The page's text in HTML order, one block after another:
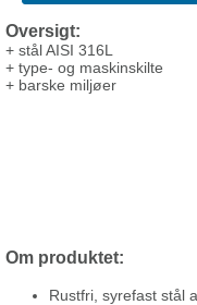
Oversigt:
+ stål AISI 316L
+ type- og maskinskilte
+ barske miljøer
Om produktet:
Rustfri, syrefast stål